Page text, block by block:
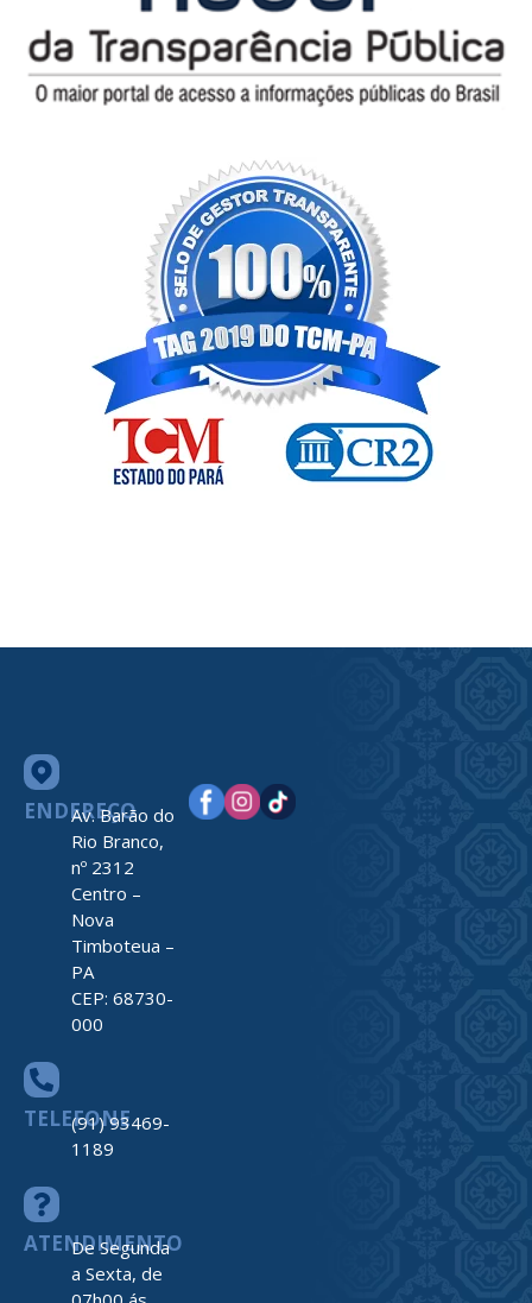
ENDEREÇO
Av. Barão do
Rio Branco,
nº 2312
Centro –
Nova
Timboteua –
PA
CEP: 68730-
000
TELEFONE
(91) 93469-
1189
ATENDIMENTO
De Segunda
a Sexta, de